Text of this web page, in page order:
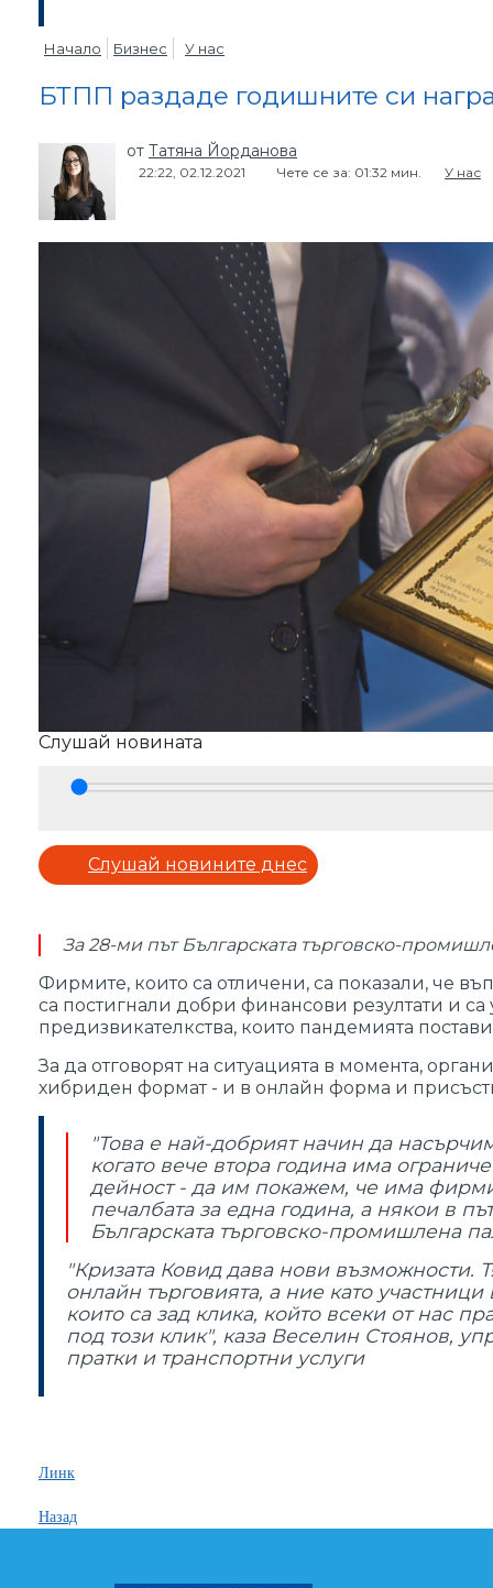
Начало Бизнес У нас
БТПП раздаде годишните си
от Татяна Йорданова
22:22, 02.12.2021 Чете се за: 01:32 мин. У нас
Слушай новината
Слушай новините днес
За 28-ми път Българската търговско-
Фирмите, които са отличени, са показали, че
са постигнали добри финансови резултати и са
предизвикателкства, които пандемията
За да отговорят на ситуацията в момента,
хибриден формат - и в онлайн форма и
"Това е най-добрият начин да
когато вече втора година има
дейност - да им покажем, че има
печалбата за една година, а някои в
Българската търговско-промишлена
"Кризата Ковид дава нови възможности.
онлайн търговията, а ние като
които са зад клика, който всеки от нас
под този клик", каза Веселин Стоянов,
пратки и транспортни услуги
Линк
Назад